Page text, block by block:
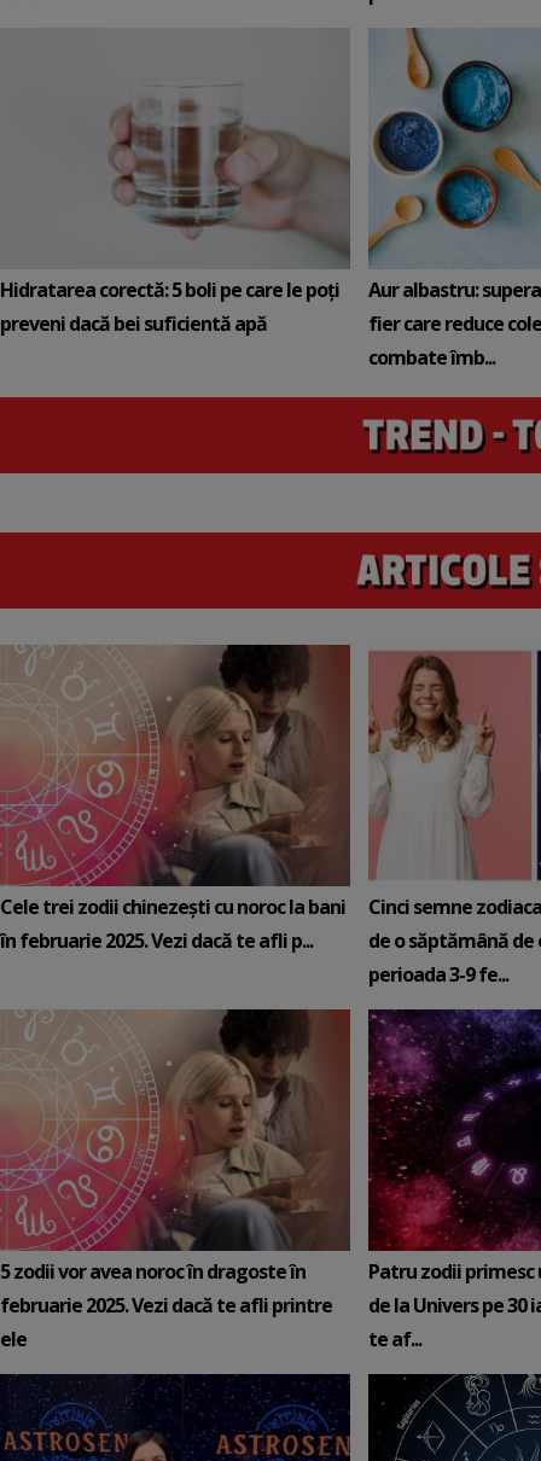
Hidratarea corectă: 5 boli pe care le poți
preveni dacă bei suficientă apă
Aur albastru:
fier care reduce
combate îmb...
Cele trei zodii chinezești cu noroc la bani
în februarie 2025. Vezi dacă te afli p...
Cinci semne
de o săptămână de
perioada 3-9 fe...
5 zodii vor avea noroc în dragoste în
februarie 2025. Vezi dacă te afli printre
ele
Patru zodii primesc
de la Univers pe 30
te af...